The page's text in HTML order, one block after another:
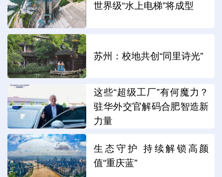
世界级“水上电梯”将成型
苏州：校地共创“同里诗光”
这些“超级工厂”有何魔力？
驻华外交官解码合肥智造新
力量
生态守护 持续解锁高颜
值“重庆蓝”